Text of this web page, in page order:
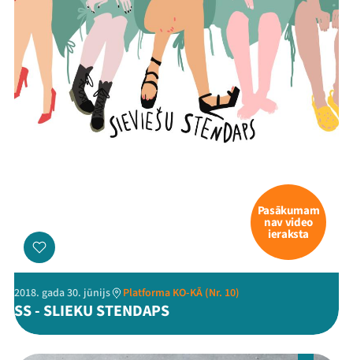
Pasākumam
nav video
ieraksta
2018. gada 30. jūnijs Platforma KO-KĀ (Nr. 10)
SS - SLIEKU STENDAPS